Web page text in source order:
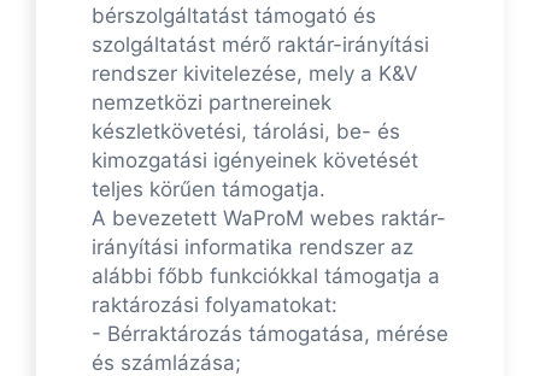
bérszolgáltatást támogató és
szolgáltatást mérő raktár-irányítási
rendszer kivitelezése, mely a K&V
nemzetközi partnereinek
készletkövetési, tárolási, be- és
kimozgatási igényeinek követését
teljes körűen támogatja.
A bevezetett WaProM webes raktár-
irányítási informatika rendszer az
alábbi főbb funkciókkal támogatja a
raktározási folyamatokat:
- Bérraktározás támogatása, mérése
és számlázása;